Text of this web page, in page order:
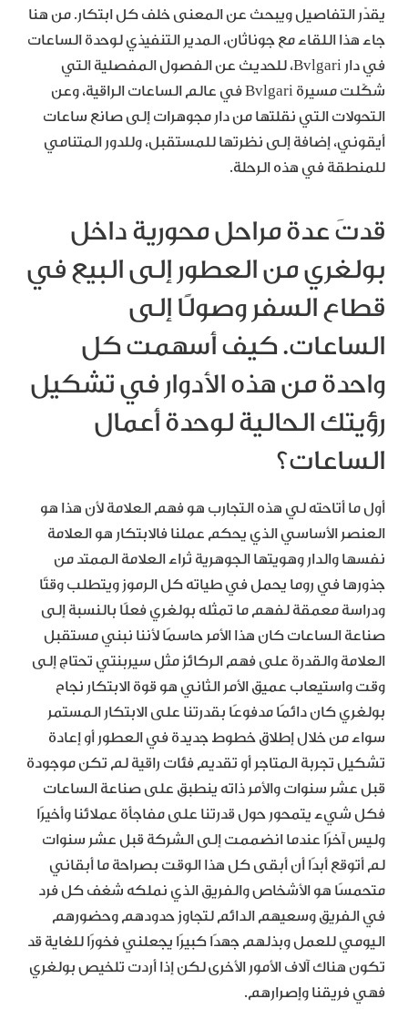
يقدّر التفاصيل ويبحث عن المعنى خلف كل ابتكار. من هنا
جاء هذا اللقاء مع جوناثان، المدير التنفيذي لوحدة الساعات
في دار Bvlgari، للحديث عن الفصول المفصلية التي
شكّلت مسيرة Bvlgari في عالم الساعات الراقية، وعن
التحولات التي نقلتها من دار مجوهرات إلى صانع ساعات
أيقوني، إضافة إلى نظرتها للمستقبل، وللدور المتنامي
للمنطقة في هذه الرحلة.
قدتَ عدة مراحل محورية داخل
بولغري من العطور إلى البيع في
قطاع السفر وصولًا إلى
الساعات. كيف أسهمت كل
واحدة من هذه الأدوار في تشكيل
رؤيتك الحالية لوحدة أعمال
الساعات؟
أول ما أتاحته لي هذه التجارب هو فهم العلامة لأن هذا هو
العنصر الأساسي الذي يحكم عملنا فالابتكار هو العلامة
نفسها والدار وهويتها الجوهرية ثراء العلامة الممتد من
جذورها في روما يحمل في طياته كل الرموز ويتطلب وقتًا
ودراسة معمقة لفهم ما تمثله بولغري فعلًا بالنسبة إلى
صناعة الساعات كان هذا الأمر حاسمًا لأننا نبني مستقبل
العلامة والقدرة على فهم الركائز مثل سيربنتي تحتاج إلى
وقت واستيعاب عميق الأمر الثاني هو قوة الابتكار نجاح
بولغري كان دائمًا مدفوعًا بقدرتنا على الابتكار المستمر
سواء من خلال إطلاق خطوط جديدة في العطور أو إعادة
تشكيل تجربة المتاجر أو تقديم فئات راقية لم تكن موجودة
قبل عشر سنوات والأمر ذاته ينطبق على صناعة الساعات
فكل شيء يتمحور حول قدرتنا على مفاجأة عملائنا وأخيرًا
وليس آخرًا عندما انضممت إلى الشركة قبل عشر سنوات
لم أتوقع أبدًا أن أبقى كل هذا الوقت بصراحة ما أبقاني
متحمسًا هو الأشخاص والفريق الذي نملكه شغف كل فرد
في الفريق وسعيهم الدائم لتجاوز حدودهم وحضورهم
اليومي للعمل وبذلهم جهدًا كبيرًا يجعلني فخورًا للغاية قد
تكون هناك آلاف الأمور الأخرى لكن إذا أردت تلخيص بولغري
فهي فريقنا وإصرارهم.